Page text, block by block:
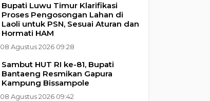
Bupati Luwu Timur Klarifikasi
Proses Pengosongan Lahan di
Laoli untuk PSN, Sesuai Aturan dan
Hormati HAM
08 Agustus 2026 09:28
Sambut HUT RI ke-81, Bupati
Bantaeng Resmikan Gapura
Kampung Bissampole
08 Agustus 2026 09:42